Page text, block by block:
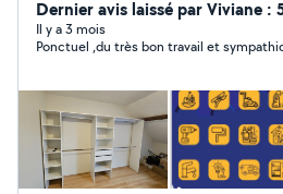
(plomberie,électricité,montage
entretien de vos espaces vert et
d'animaux à votre domicile et
plaisir de vous rencontrer
Dernier avis laissé par Viviane :
Il y a 3 mois
Ponctuel ,du très bon travail et